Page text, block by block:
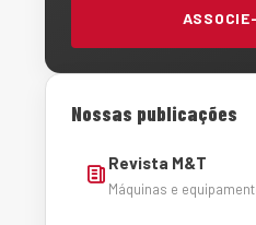
Nossas publicações
Revista M&T
Máquinas e